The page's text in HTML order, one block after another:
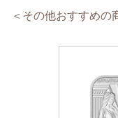
＜その他おすすめの